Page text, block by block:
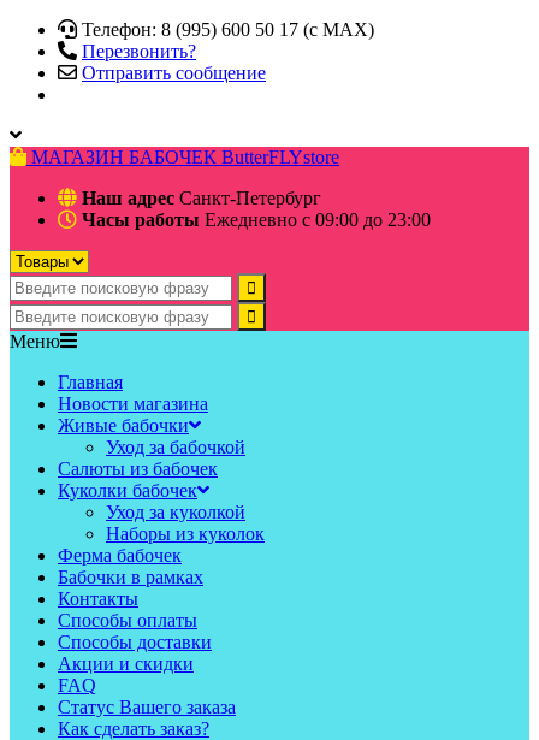
Телефон: 8 (995) 600 50 17 (c MAX)
Перезвонить?
Отправить сообщение
МАГАЗИН БАБОЧЕК ButterFLYstore
Наш адрес Санкт-Петербург
Часы работы Ежедневно с 09:00 до 23:00
Меню
Главная
Новости магазина
Живые бабочки
Уход за бабочкой
Салюты из бабочек
Куколки бабочек
Уход за куколкой
Наборы из куколок
Ферма бабочек
Бабочки в рамках
Контакты
Способы оплаты
Способы доставки
Акции и скидки
FAQ
Статус Вашего заказа
Как сделать заказ?